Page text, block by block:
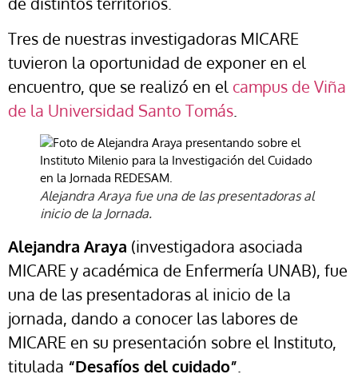
Tres de nuestras investigadoras MICARE
tuvieron la oportunidad de exponer en el
encuentro, que se realizó en el campus de Viña
de la Universidad Santo Tomás.
Alejandra Araya fue una de las presentadoras al
inicio de la Jornada.
Alejandra Araya (investigadora asociada
MICARE y académica de Enfermería UNAB), fue
una de las presentadoras al inicio de la
jornada, dando a conocer las labores de
MICARE en su presentación sobre el Instituto,
titulada “Desafíos del cuidado”.